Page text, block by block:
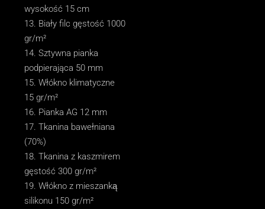
wysokość 15 cm
Biały filc gęstość 1000
gr/m²
Sztywna pianka
podpierająca 50 mm
Włókno klimatyczne
15 gr/m²
Pianka AG 12 mm
Tkanina bawełniana
(70%)
Tkanina z kaszmirem
gęstość 300 gr/m²
Włókno z mieszanką
silikonu 150 gr/m²